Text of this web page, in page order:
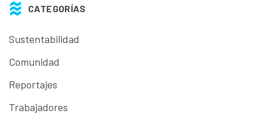
CATEGORÍAS
Sustentabilidad
Comunidad
Reportajes
Trabajadores